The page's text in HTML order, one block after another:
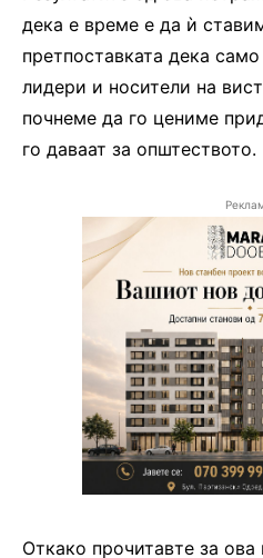
дека е време е да ѝ
претпоставката дека
лидери и носители на
почнеме да го цениме
го даваат за општеството.
Откако прочитавте за